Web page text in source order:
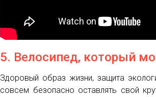
5. Велосипед, который
Здоровый образ жизни, защита
совсем безопасно оставлять свой